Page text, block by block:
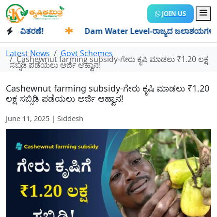
JOIN US
Dam Water Level-ರಾಜ್ಯದ ಜಲಾಶಯಗಳಿಗೆ ಒಂದೇ
Latest News Govt Schemes
Cashewnut farming subsidy-ಗೇರು ಕೃಷಿ ಮಾಡಲು ₹1.20 ಲಕ್ಷ
ಸಬ್ಸಿಡಿ ಪಡೆಯಲು ಅರ್ಜಿ ಆಹ್ವಾನ!
Cashewnut farming subsidy-ಗೇರು ಕೃಷಿ ಮಾಡಲು ₹1.20
ಲಕ್ಷ ಸಬ್ಸಿಡಿ ಪಡೆಯಲು ಅರ್ಜಿ ಆಹ್ವಾನ!
June 11, 2025 | Siddesh